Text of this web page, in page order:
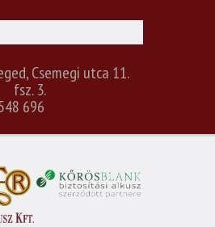
Csemegi utca 11.
fsz. 3.
696